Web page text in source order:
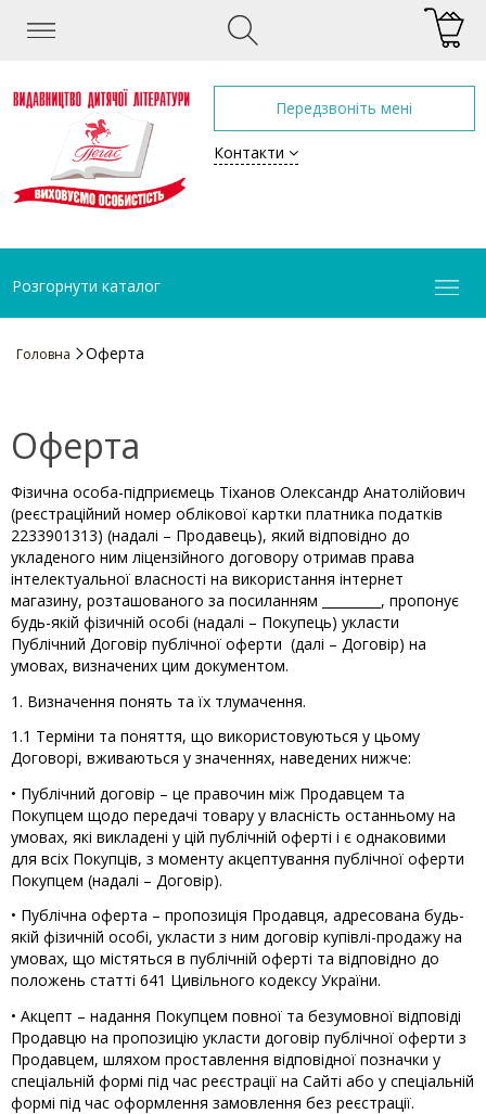
Передзвоніть мені
Контакти
Розгорнути каталог
Головна Оферта
Оферта
Фізична особа-підприємець Тіханов Олександр Анатолійович
(реєстраційний номер облікової картки платника податків
2233901313) (надалі – Продавець), який відповідно до
укладеного ним ліцензійного договору отримав права
інтелектуальної власності на використання інтернет
магазину, розташованого за посиланням _________, пропонує
будь-якій фізичній особі (надалі – Покупець) укласти
Публічний Договір публічної оферти (далі – Договір) на
умовах, визначених цим документом.
1. Визначення понять та їх тлумачення.
1.1 Терміни та поняття, що використовуються у цьому
Договорі, вживаються у значеннях, наведених нижче:
• Публічний договір – це правочин між Продавцем та
Покупцем щодо передачі товару у власність останньому на
умовах, які викладені у цій публічній оферті і є однаковими
для всіх Покупців, з моменту акцептування публічної оферти
Покупцем (надалі – Договір).
• Публічна оферта – пропозиція Продавця, адресована будь-
якій фізичній особі, укласти з ним договір купівлі-продажу на
умовах, що містяться в публічній оферті та відповідно до
положень статті 641 Цивільного кодексу України.
• Акцепт – надання Покупцем повної та безумовної відповіді
Продавцю на пропозицію укласти договір публічної оферти з
Продавцем, шляхом проставлення відповідної позначки у
спеціальній формі під час реєстрації на Сайті або у спеціальній
формі під час оформлення замовлення без реєстрації.